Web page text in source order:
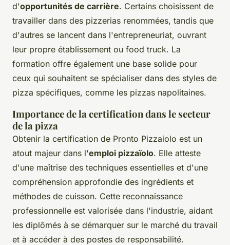
d'opportunités de carrière. Certains choisissent de
travailler dans des pizzerias renommées, tandis que
d'autres se lancent dans l'entrepreneuriat, ouvrant
leur propre établissement ou food truck. La
formation offre également une base solide pour
ceux qui souhaitent se spécialiser dans des styles de
pizza spécifiques, comme les pizzas napolitaines.
Importance de la certification dans le secteur
de la pizza
Obtenir la certification de Pronto Pizzaiolo est un
atout majeur dans l'emploi pizzaïolo. Elle atteste
d'une maîtrise des techniques essentielles et d'une
compréhension approfondie des ingrédients et
méthodes de cuisson. Cette reconnaissance
professionnelle est valorisée dans l'industrie, aidant
les diplômés à se démarquer sur le marché du travail
et à accéder à des postes de responsabilité.